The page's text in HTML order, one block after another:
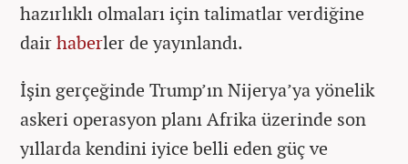
hazırlıklı olmaları için talimatlar verdiğine
dairhaberler de yayınlandı.
İşin gerçeğinde Trump’ın Nijerya’ya yönelik
askeri operasyon planı Afrika üzerinde son
yıllarda kendini iyice belli eden güç ve